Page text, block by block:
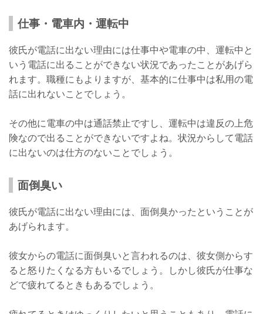
彼氏の友人や身内を頼る
仕事・電車内・運転中
彼氏が電話に出ない理由には仕事中や電車の中、運転中と
いう電話に出ることができない状況であったことがあげら
れます。職種にもよりますが、基本的に仕事中は私用の電
話に出れないことでしょう。
その他に電車の中は通話禁止ですし、運転中は違反の上危
険なので出ることができないですよね。状況からして電話
に出ないのは仕方のないことでしょう。
面倒臭い
彼氏が電話に出ない理由には、面倒臭かったということが
あげられます。
彼女からの電話に面倒臭いと言われるのは、彼女側からす
ると怒りたくなる方もいるでしょう。しかし彼氏が仕事な
どで疲れてるときもあるでしょう。